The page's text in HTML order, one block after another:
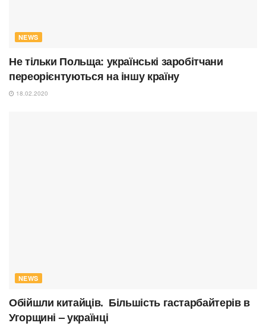
NEWS
Не тільки Польща: українські заробітчани
переорієнтуються на іншу країну
18.02.2020
NEWS
Обійшли китайців. Більшість гастарбайтерів в
Угорщині – українці